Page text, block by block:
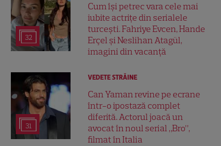
32
Cum își petrec vara cele mai
iubite actrițe din serialele
turcești. Fahriye Evcen, Hande
Erçel și Neslihan Atagül,
imagini din vacanță
31
VEDETE STRĂINE
Can Yaman revine pe ecrane
într-o ipostază complet
diferită. Actorul joacă un
avocat în noul serial „Bro”,
filmat în Italia